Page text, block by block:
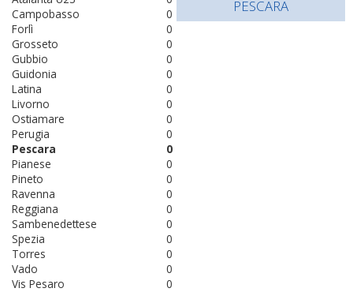
0
Campobasso
0
Forlì
0
Grosseto
0
Gubbio
0
Guidonia
0
Latina
0
Livorno
0
Ostiamare
0
Perugia
0
Pescara
0
Pianese
0
Pineto
0
Ravenna
0
Reggiana
0
Sambenedettese
0
Spezia
0
Torres
0
Vado
0
Vis Pesaro
PESCARA